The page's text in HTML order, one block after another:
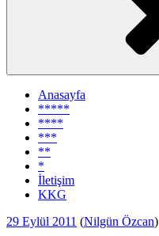
Anasayfa
*****
****
***
**
*
İletişim
KKG
Yayım
29 Eylül 2011 (Nilgün Özcan)